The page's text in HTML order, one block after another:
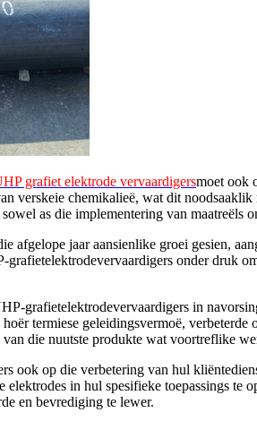
grafiet elektrode vervaardigersmoet ook
verskeie chemikalieë, wat dit
as die implementering van
jaar aansienlike groei gesien,
onder druk
grafietelektrodevervaardigers in
termiese geleidingsvermoë,
die nuutste produkte wat voortreflike
ook op die verbetering van hul
in hul spesifieke toepassings te
en bevrediging te lewer.